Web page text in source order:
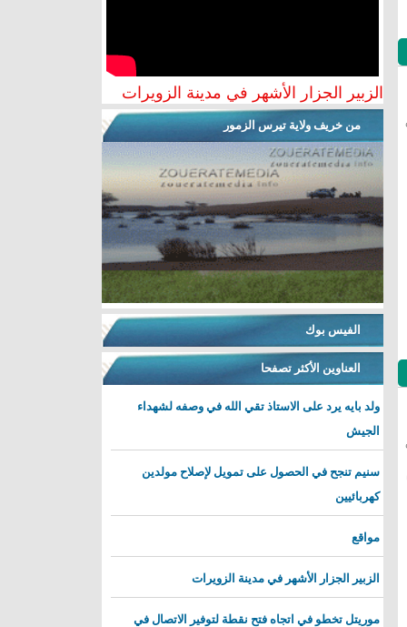
الزبير الجزار الأشهر في مدينة الزويرات
من خريف ولاية تيرس الزمور
الفيس بوك
العناوين الأكثر تصفحا
ولد بايه يرد على الاستاذ تقي الله في وصفه لشهداء
الجيش
سنيم تنجح في الحصول على تمويل لإصلاح مولدين
كهربائيين
مواقع
الزبير الجزار الأشهر في مدينة الزويرات
موريتل تخطو في اتجاه فتح نقطة لتوفير الاتصال في